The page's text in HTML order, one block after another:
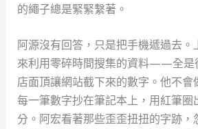
的繩子總是緊緊繫著。
阿源沒有回答，只是把手機遞過去。
來利用零碎時間搜集的資料——全是
店面頂讓網站截下來的數字。他不會
每一筆數字抄在筆記本上，用紅筆圈
分。阿宏看著那些歪歪扭扭的字跡，